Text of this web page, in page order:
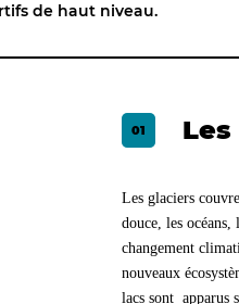
de haut niveau.
Les glaciers
douce, les
changement
nouveaux
lacs sont apparus